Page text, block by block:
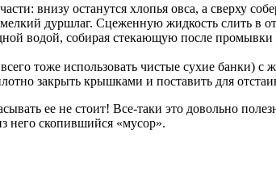
внизу останутся хлопья овса, а сверху
дуршлаг. Сцеженную жидкость слить в
водой, собирая стекающую после
тоже использовать чистые сухие
закрыть крышками и поставить для
ее не стоит! Все-таки это довольно
него скопившийся «мусор».